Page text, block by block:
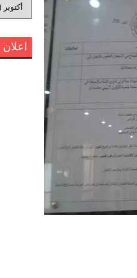
اعلان